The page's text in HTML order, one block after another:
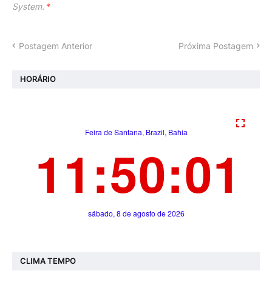
System. *
Postagem Anterior Próxima Postagem
HORÁRIO
CLIMA TEMPO